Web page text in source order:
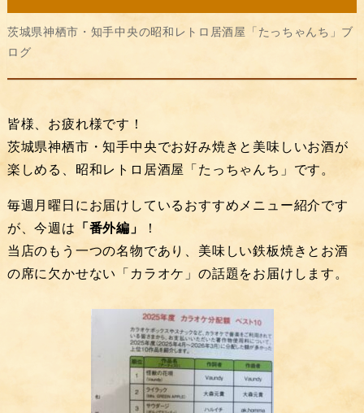
茨城県神栖市・知手中央の昭和レトロ居酒屋「たっちゃんち」ブ
ログ
皆様、お疲れ様です！
茨城県神栖市・知手中央でお好み焼きと美味しいお酒が
楽しめる、昭和レトロ居酒屋「たっちゃんち」です。
毎週月曜日にお届けしているおすすめメニュー紹介です
が、今週は 「番外編」
！
当店のもう一つの名物であり、美味しい鉄板焼きとお酒
の席に欠かせない「カラオケ」の話題をお届けします。